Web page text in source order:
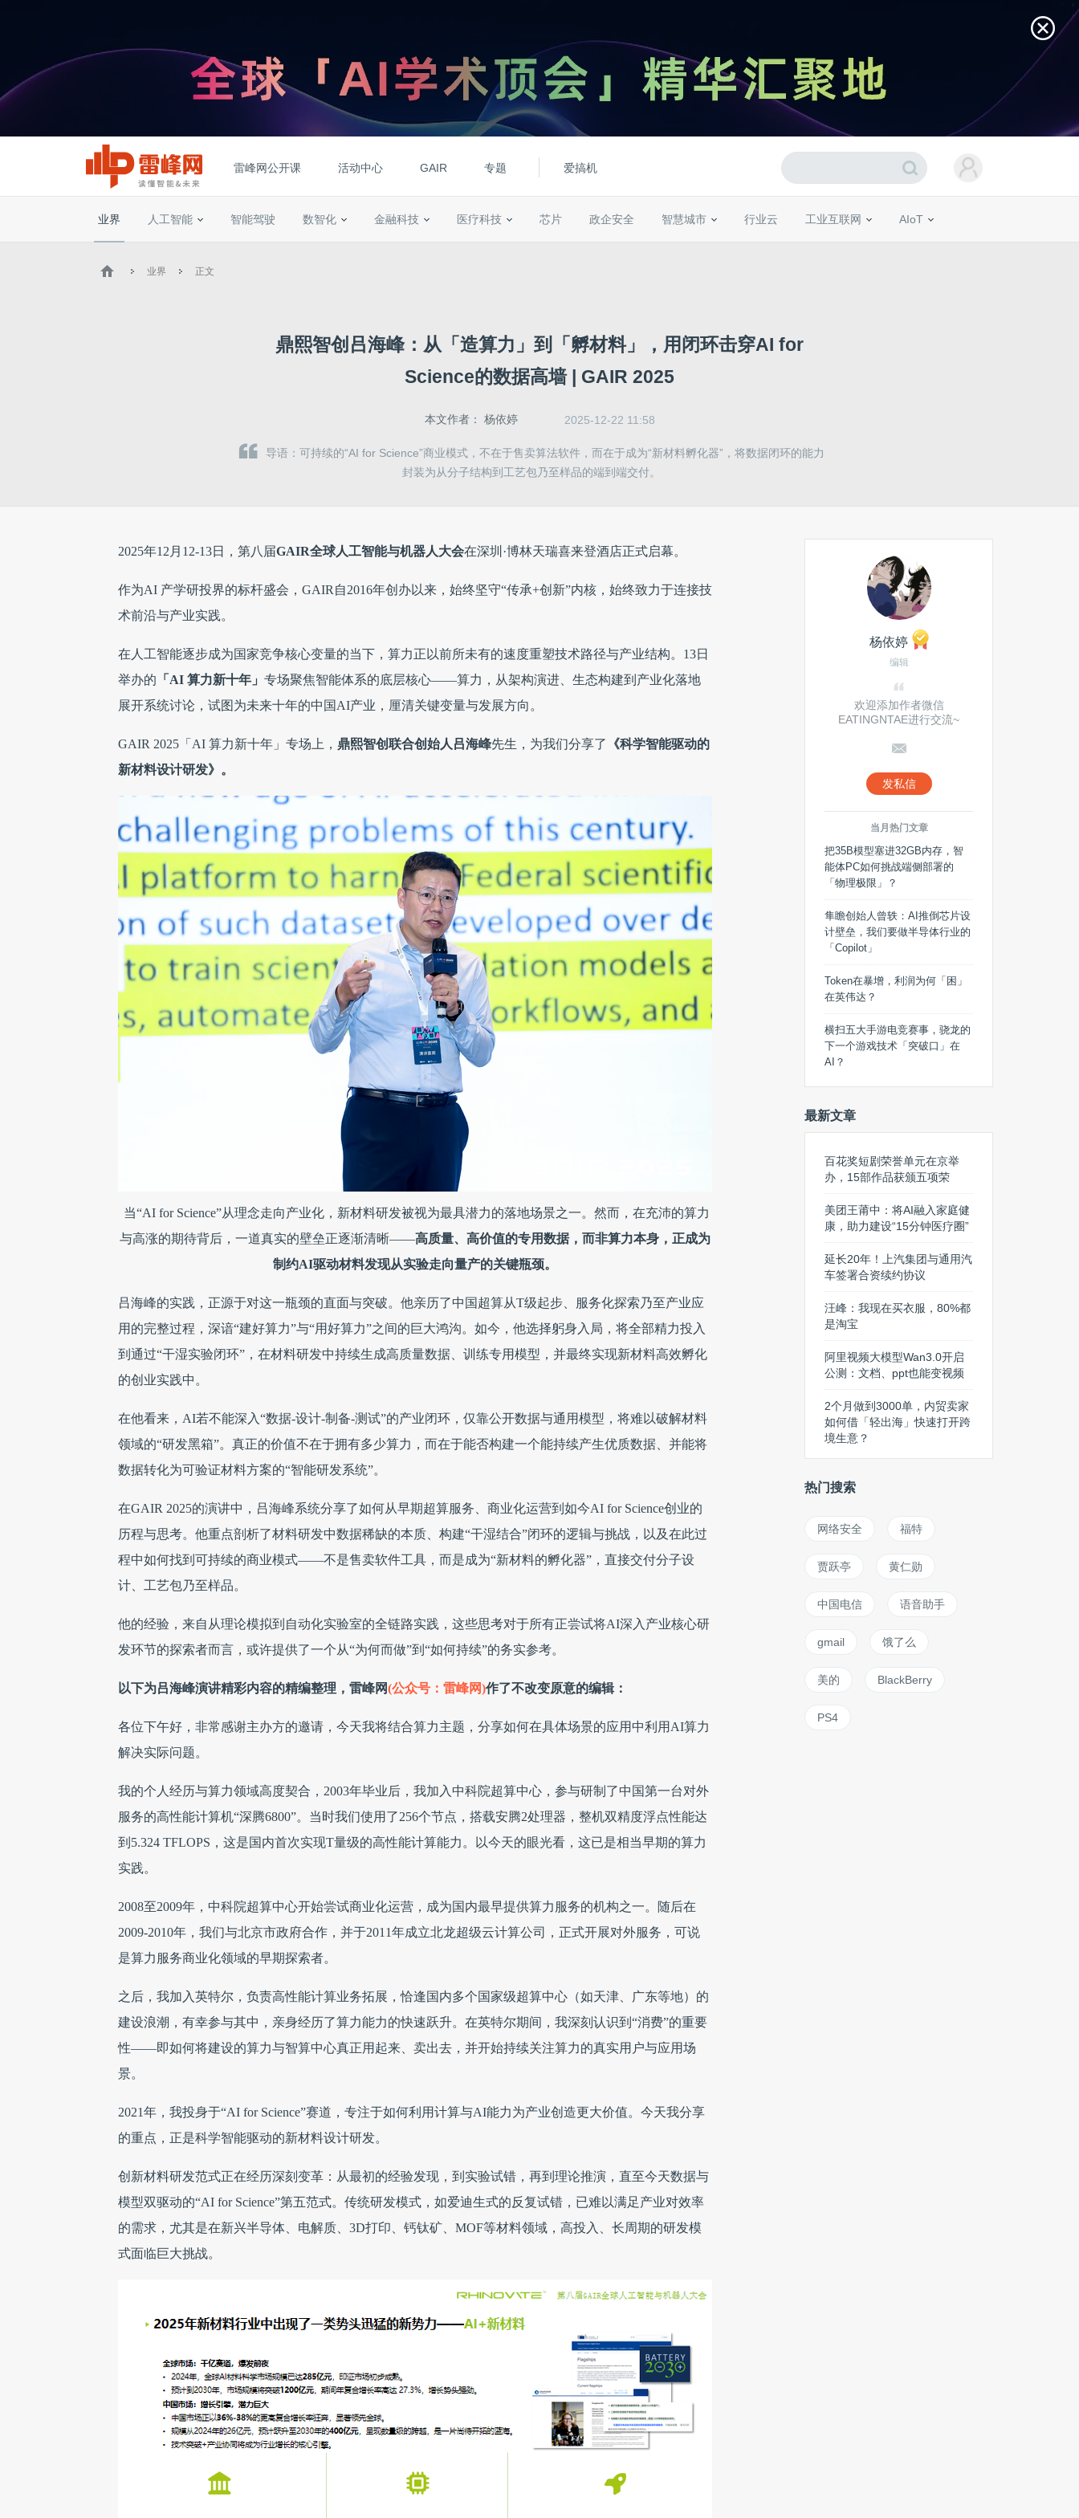
雷峰网公开课 活动中心 GAIR 专题 爱搞机
业界 人工智能 智能驾驶 数智化 金融科技 医疗科技 芯片 政企安全 智慧城市 行业云 工业互联网 AIoT
业界 正文
鼎熙智创吕海峰：从「造算力」到「孵材料」，用闭环击穿AI for
Science的数据高墙 | GAIR 2025
本文作者： 杨依婷 2025-12-22 11:58
导语：可持续的“AI for Science”商业模式，不在于售卖算法软件，而在于成为“新材料孵化器”，将数据闭环的能力
封装为从分子结构到工艺包乃至样品的端到端交付。
2025年12月12-13日，第八届GAIR全球人工智能与机器人大会在深圳·博林天瑞喜来登酒店正式启幕。
作为AI 产学研投界的标杆盛会，GAIR自2016年创办以来，始终坚守“传承+创新”内核，始终致力于连接技
术前沿与产业实践。
在人工智能逐步成为国家竞争核心变量的当下，算力正以前所未有的速度重塑技术路径与产业结构。13日
举办的 「AI 算力新十年」 专场聚焦智能体系的底层核心——算力，从架构演进、生态构建到产业化落地
展开系统讨论，试图为未来十年的中国AI产业，厘清关键变量与发展方向。
GAIR 2025「AI 算力新十年」专场上， 鼎熙智创联合创始人吕海峰先生，为我们分享了
《科学智能驱动的
新材料设计研发》。
当“AI for Science”从理念走向产业化，新材料研发被视为最具潜力的落地场景之一。然而，在充沛的算力
与高涨的期待背后，一道真实的壁垒正逐渐清晰——高质量、高价值的专用数据，而非算力本身，正成为
制约AI驱动材料发现从实验走向量产的关键瓶颈。
吕海峰的实践，正源于对这一瓶颈的直面与突破。他亲历了中国超算从T级起步、服务化探索乃至产业应
用的完整过程，深谙“建好算力”与“用好算力”之间的巨大鸿沟。如今，他选择躬身入局，将全部精力投入
到通过“干湿实验闭环”，在材料研发中持续生成高质量数据、训练专用模型，并最终实现新材料高效孵化
的创业实践中。
在他看来，AI若不能深入“数据-设计-制备-测试”的产业闭环，仅靠公开数据与通用模型，将难以破解材料
领域的“研发黑箱”。真正的价值不在于拥有多少算力，而在于能否构建一个能持续产生优质数据、并能将
数据转化为可验证材料方案的“智能研发系统”。
在GAIR 2025的演讲中，吕海峰系统分享了如何从早期超算服务、商业化运营到如今AI for Science创业的
历程与思考。他重点剖析了材料研发中数据稀缺的本质、构建“干湿结合”闭环的逻辑与挑战，以及在此过
程中如何找到可持续的商业模式——不是售卖软件工具，而是成为“新材料的孵化器”，直接交付分子设
计、工艺包乃至样品。
他的经验，来自从理论模拟到自动化实验室的全链路实践，这些思考对于所有正尝试将AI深入产业核心研
发环节的探索者而言，或许提供了一个从“为何而做”到“如何持续”的务实参考。
以下为吕海峰演讲精彩内容的精编整理，雷峰网(公众号：雷峰网)作了不改变原意的编辑：
各位下午好，非常感谢主办方的邀请，今天我将结合算力主题，分享如何在具体场景的应用中利用AI算力
解决实际问题。
我的个人经历与算力领域高度契合，2003年毕业后，我加入中科院超算中心，参与研制了中国第一台对外
服务的高性能计算机“深腾6800”。当时我们使用了256个节点，搭载安腾2处理器，整机双精度浮点性能达
到5.324 TFLOPS，这是国内首次实现T量级的高性能计算能力。以今天的眼光看，这已是相当早期的算力
实践。
2008至2009年，中科院超算中心开始尝试商业化运营，成为国内最早提供算力服务的机构之一。随后在
2009-2010年，我们与北京市政府合作，并于2011年成立北龙超级云计算公司，正式开展对外服务，可说
是算力服务商业化领域的早期探索者。
之后，我加入英特尔，负责高性能计算业务拓展，恰逢国内多个国家级超算中心（如天津、广东等地）的
建设浪潮，有幸参与其中，亲身经历了算力能力的快速跃升。在英特尔期间，我深刻认识到“消费”的重要
性——即如何将建设的算力与智算中心真正用起来、卖出去，并开始持续关注算力的真实用户与应用场
景。
2021年，我投身于“AI for Science”赛道，专注于如何利用计算与AI能力为产业创造更大价值。今天我分享
的重点，正是科学智能驱动的新材料设计研发。
创新材料研发范式正在经历深刻变革：从最初的经验发现，到实验试错，再到理论推演，直至今天数据与
模型双驱动的“AI for Science”第五范式。传统研发模式，如爱迪生式的反复试错，已难以满足产业对效率
的需求，尤其是在新兴半导体、电解质、3D打印、钙钛矿、MOF等材料领域，高投入、长周期的研发模
式面临巨大挑战。
杨依婷
编辑
欢迎添加作者微信
EATINGNTAE进行交流~
发私信
当月热门文章
把35B模型塞进32GB内存，智
能体PC如何挑战端侧部署的
「物理极限」？
隼瞻创始人曾轶：AI推倒芯片设
计壁垒，我们要做半导体行业的
「Copilot」
Token在暴增，利润为何「困」
在英伟达？
横扫五大手游电竞赛事，骁龙的
下一个游戏技术「突破口」在
AI？
最新文章
百花奖短剧荣誉单元在京举
办，15部作品获颁五项荣
美团王莆中：将AI融入家庭健
康，助力建设“15分钟医疗圈”
延长20年！上汽集团与通用汽
车签署合资续约协议
汪峰：我现在买衣服，80%都
是淘宝
阿里视频大模型Wan3.0开启
公测：文档、ppt也能变视频
2个月做到3000单，内贸卖家
如何借「轻出海」快速打开跨
境生意？
热门搜索
网络安全 福特
贾跃亭 黄仁勋
中国电信 语音助手
gmail 饿了么
美的 BlackBerry
PS4